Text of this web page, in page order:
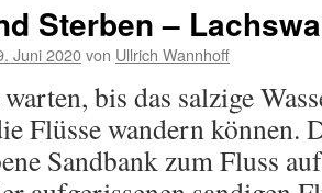
Sterben –
Juni 2020von Ullrich Wannhoff
bis das salzige
Flüsse wandern können.
Sandbank zum Fluss